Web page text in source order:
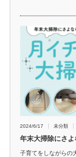
2024/6/17 未分類
年末大掃除にさ
子育てをしながらの